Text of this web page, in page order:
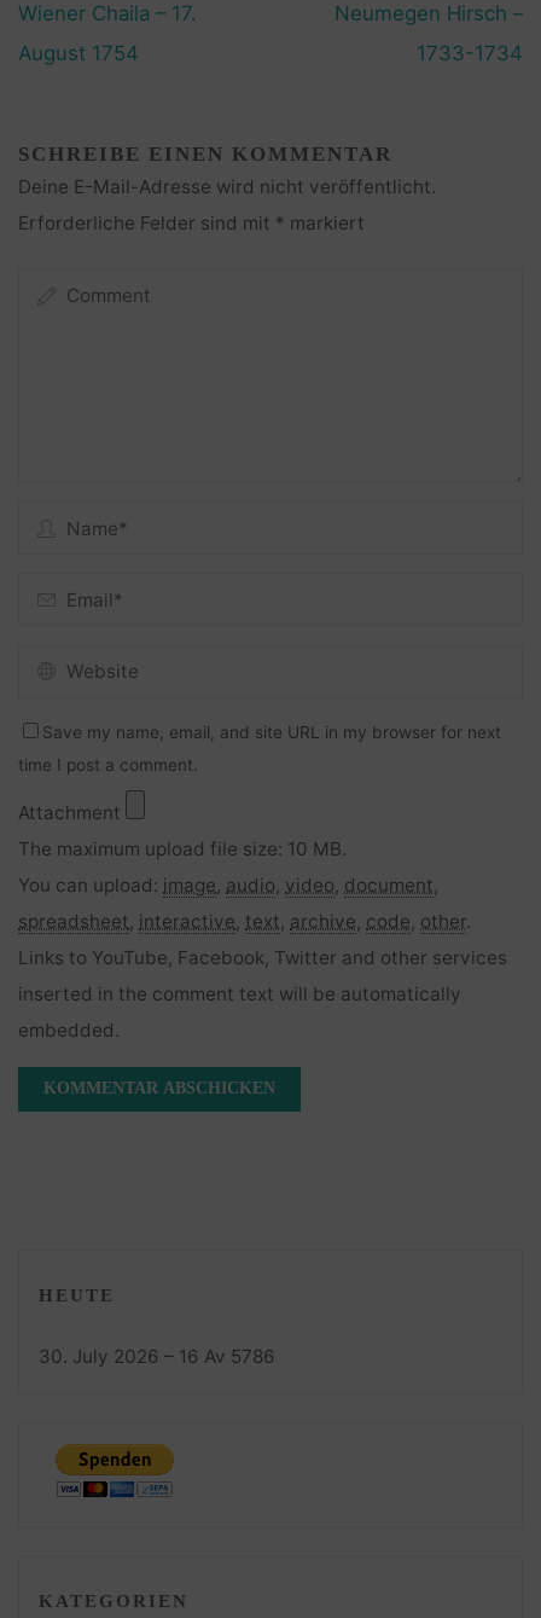
Wiener Chaila – 17.
August 1754
Neumegen Hirsch –
1733-1734
SCHREIBE EINEN KOMMENTAR
Deine E-Mail-Adresse wird nicht veröffentlicht.
Erforderliche Felder sind mit * markiert
Save my name, email, and site URL in my browser for next
time I post a comment.
Attachment
The maximum upload file size: 10 MB.
You can upload: image, audio, video, document,
spreadsheet, interactive, text, archive, code, other.
Links to YouTube, Facebook, Twitter and other services
inserted in the comment text will be automatically
embedded.
HEUTE
30. July 2026 – 16 Av 5786
KATEGORIEN